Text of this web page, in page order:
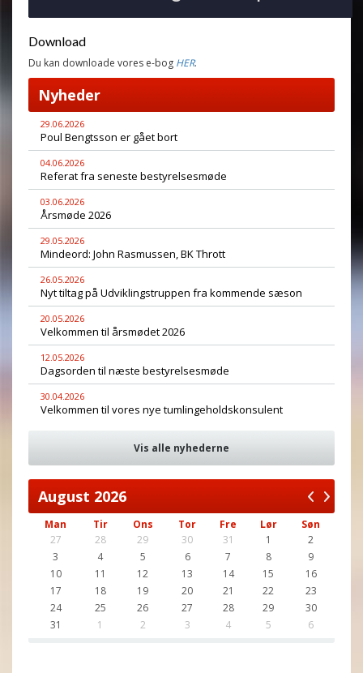
Download
Du kan downloade vores e-bog HER.
Nyheder
29.06.2026
Poul Bengtsson er gået bort
04.06.2026
Referat fra seneste bestyrelsesmøde
03.06.2026
Årsmøde 2026
29.05.2026
Mindeord: John Rasmussen, BK Thrott
26.05.2026
Nyt tiltag på Udviklingstruppen fra kommende sæson
20.05.2026
Velkommen til årsmødet 2026
12.05.2026
Dagsorden til næste bestyrelsesmøde
30.04.2026
Velkommen til vores nye tumlingeholdskonsulent
Vis alle nyhederne
August 2026
Man Tir Ons Tor Fre Lør
Søn
27
28 29 30 31 1
2
3
4 5 6 7 8
9
10
11 12 13 14 15
16
17
18 19 20 21 22
23
24
25 26 27 28 29
30
31
1 2 3 4 5 6